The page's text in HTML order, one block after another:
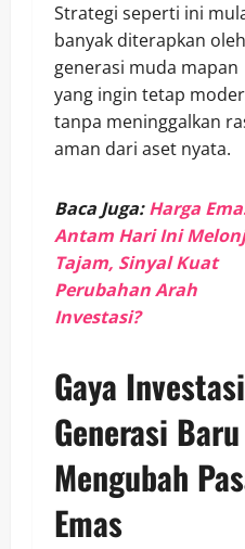
Strategi seperti ini
banyak diterapkan oleh
generasi muda mapan
yang ingin tetap
tanpa meninggalkan
aman dari aset nyata.
Baca Juga:Harga
Antam Hari Ini
Tajam, Sinyal Kuat
Perubahan Arah
Investasi?
Gaya Investasi
Generasi Baru
Mengubah
Emas